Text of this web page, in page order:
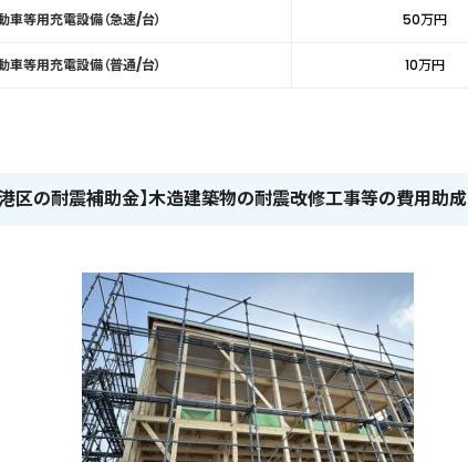
車等用充電設備（急速/台） 50万円
車等用充電設備（普通/台） 10万円
区の耐震補助金】木造建築物の耐震改修工事等の費用助成